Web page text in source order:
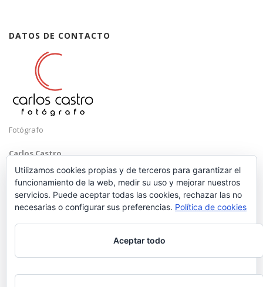
DATOS DE CONTACTO
Fotógrafo
Carlos Castro
Málaga
Mobile: +34 652 83 71 98
hola@carloscastrofotografo.com
Utilizamos cookies propias y de terceros para garantizar el
funcionamiento de la web, medir su uso y mejorar nuestros
servicios. Puede aceptar todas las cookies, rechazar las no
necesarias o configurar sus preferencias. Política de cookies
Aceptar todo